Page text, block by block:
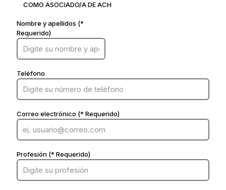
COMO ASOCIADO/A DE ACH
Nombre y apellidos (*
Requerido)
Teléfono
Correo electrónico (* Requerido)
Profesión (* Requerido)